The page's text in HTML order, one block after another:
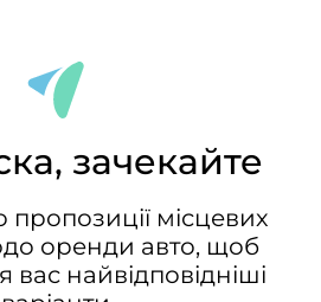
зачекайте
місцевих
оренди авто, щоб
вас найвідповідніші